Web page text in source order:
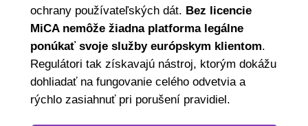
ochrany používateľských dát. Bez licencie
MiCA nemôže žiadna platforma legálne
ponúkať svoje služby európskym klientom.
Regulátori tak získavajú nástroj, ktorým dokážu
dohliadať na fungovanie celého odvetvia a
rýchlo zasiahnuť pri porušení pravidiel.